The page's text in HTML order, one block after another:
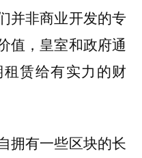
并非商业开发的专
值，皇室和政府通
赁给有实力的财
拥有一些区块的长